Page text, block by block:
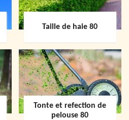
Taille de haie 80
Tonte et refection de
pelouse 80